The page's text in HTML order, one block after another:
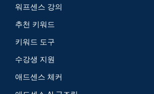
워프센스 강의
추천 키워드
키워드 도구
수강생 지원
애드센스 체커